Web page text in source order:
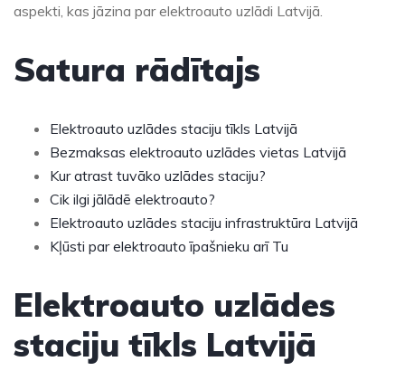
aspekti, kas jāzina par elektroauto uzlādi Latvijā.
Satura rādītajs
Elektroauto uzlādes staciju tīkls Latvijā
Bezmaksas elektroauto uzlādes vietas Latvijā
Kur atrast tuvāko uzlādes staciju?
Cik ilgi jālādē elektroauto?
Elektroauto uzlādes staciju infrastruktūra Latvijā
Kļūsti par elektroauto īpašnieku arī Tu
Elektroauto uzlādes
staciju tīkls Latvijā